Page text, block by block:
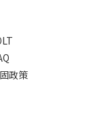
政策